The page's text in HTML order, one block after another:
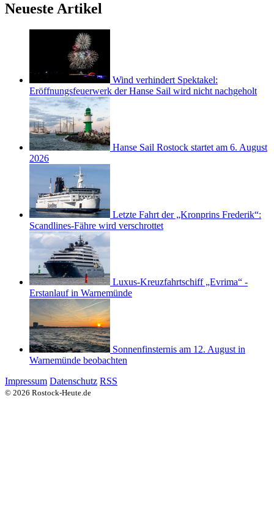
Neueste Artikel
Wind verhindert Spektakel:
Eröffnungsfeuerwerk der Hanse Sail wird nicht nachgeholt
Hanse Sail Rostock startet am 6. August
2026
Letzte Fahrt der „Kronprins Frederik“:
Scandlines-Fähre wird verschrottet
Luxus-Kreuzfahrtschiff „Evrima“ -
Erstanlauf in Warnemünde
Sonnenfinsternis am 12. August in
Warnemünde beobachten
Impressum Datenschutz RSS
© 2026 Rostock-Heute.de